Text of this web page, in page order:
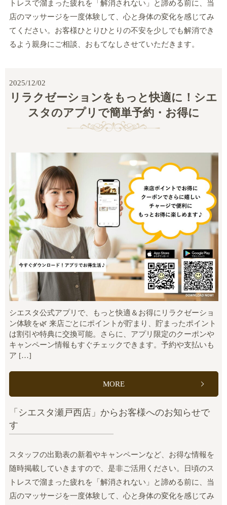
トレスで溜まった疲れを「解消されない」と諦める前に、当
店のマッサージを一度体験して、心と身体の変化を感じてみ
てください。お客様ひとりひとりの不安を少しでも解消でき
るよう親身にご相談、おもてなしさせていただきます。
2025/12/02
リラクゼーションをもっと快適に！シエ
スタのアプリで簡単予約・お得に
シエスタ公式アプリで、もっと快適＆お得にリラクゼーショ
ン体験を🌿 来店ごとにポイントが貯まり、貯まったポイント
は割引や特典に交換可能。さらに、アプリ限定のクーポンや
キャンペーン情報もすぐチェックできます。予約や支払いも
ア […]
MORE
「シエスタ瀬戸西店」からお客様へのお知らせで
す
スタッフの出勤表の新着やキャンペーンなど、お得な情報を
随時掲載していきますので、是非ご活用ください。日頃のス
トレスで溜まった疲れを「解消されない」と諦める前に、当
店のマッサージを一度体験して、心と身体の変化を感じてみ